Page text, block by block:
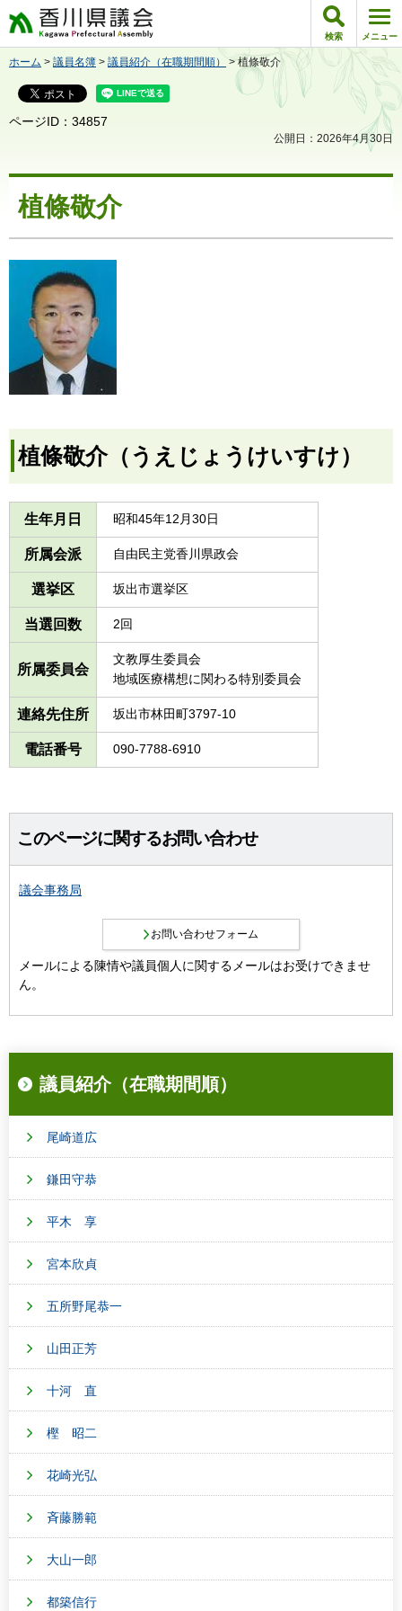
香川県議会 検索 メニュー
ホーム > 議員名簿 > 議員紹介（在職期間順） > 植條敬介
ページID：34857
公開日：2026年4月30日
植條敬介
植條敬介（うえじょうけいすけ）
生年月日 昭和45年12月30日
所属会派 自由民主党香川県政会
選挙区 坂出市選挙区
当選回数 2回
所属委員会
文教厚生委員会
地域医療構想に関わる特別委員会
連絡先住所 坂出市林田町3797-10
電話番号 090-7788-6910
このページに関するお問い合わせ
議会事務局
メールによる陳情や議員個人に関するメールはお受けできませ
ん。
議員紹介（在職期間順）
尾崎道広
鎌田守恭
平木 享
宮本欣貞
五所野尾恭一
山田正芳
十河 直
樫 昭二
花崎光弘
斉藤勝範
大山一郎
都築信行